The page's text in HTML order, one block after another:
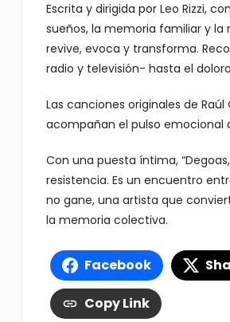
Escrita y dirigida por Leo Rizzi,
sueños, la memoria familiar y la
revive, evoca y transforma.
radio y televisión- hasta el
Las canciones originales de
acompañan el pulso emocional
Con una puesta íntima,
resistencia. Es un encuentro
no gane, una artista que
la memoria colectiva.
Facebook
Copy Link